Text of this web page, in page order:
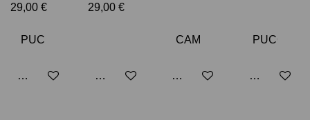
29,00 €
Añadir al carrito
29,00 €
Añadir al carrito Añadir al carrito Añadir al